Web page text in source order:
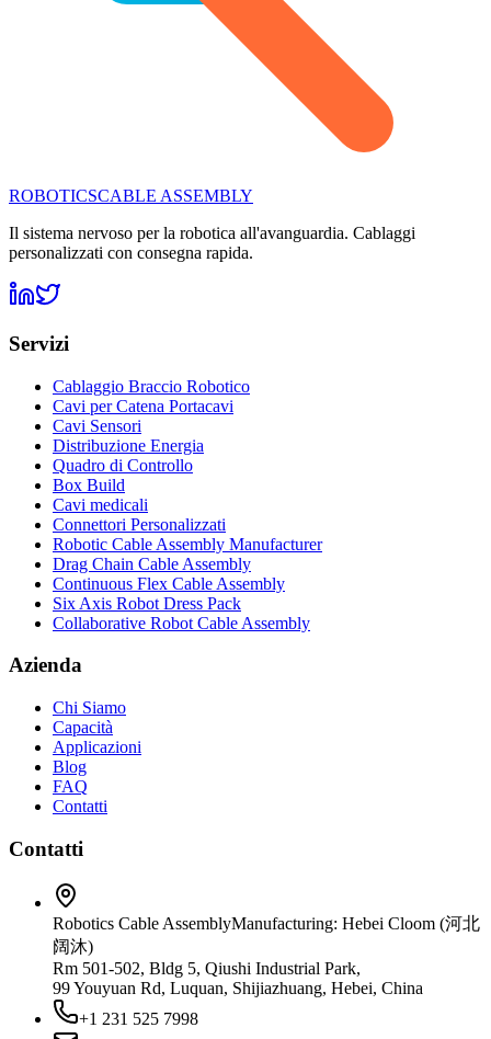
ROBOTICSCABLE ASSEMBLY
Il sistema nervoso per la robotica all'avanguardia. Cablaggi
personalizzati con consegna rapida.
Servizi
Cablaggio Braccio Robotico
Cavi per Catena Portacavi
Cavi Sensori
Distribuzione Energia
Quadro di Controllo
Box Build
Cavi medicali
Connettori Personalizzati
Robotic Cable Assembly Manufacturer
Drag Chain Cable Assembly
Continuous Flex Cable Assembly
Six Axis Robot Dress Pack
Collaborative Robot Cable Assembly
Azienda
Chi Siamo
Capacità
Applicazioni
Blog
FAQ
Contatti
Contatti
Robotics Cable AssemblyManufacturing: Hebei Cloom (河北
阔沐)
Rm 501-502, Bldg 5, Qiushi Industrial Park,
99 Youyuan Rd, Luquan, Shijiazhuang, Hebei, China
+1 231 525 7998